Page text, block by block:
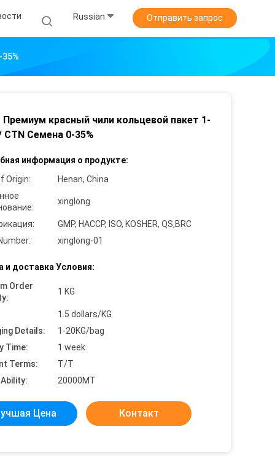
Russian Отправить запрос
Премиум красный чили кольцевой пакет 1-
CTN Семена 0-35%
информация о продукте:
Origin:
Henan, China
xinglong
GMP, HACCP, ISO, KOSHER, QS,BRC
xinglong-01
и доставка Условия:
Order
1 KG
1.5 dollars/KG
Details:
1-20KG/bag
Time:
1 week
Terms:
T/T
20000MT
Цена Контакт